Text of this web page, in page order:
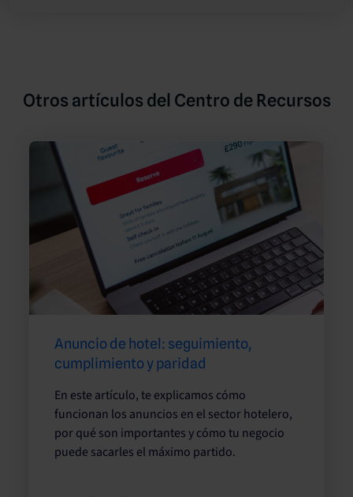
Otros artículos del Centro de Recursos
Anuncio de hotel: seguimiento,
cumplimiento y paridad
En este artículo, te explicamos cómo
funcionan los anuncios en el sector hotelero,
por qué son importantes y cómo tu negocio
puede sacarles el máximo partido.